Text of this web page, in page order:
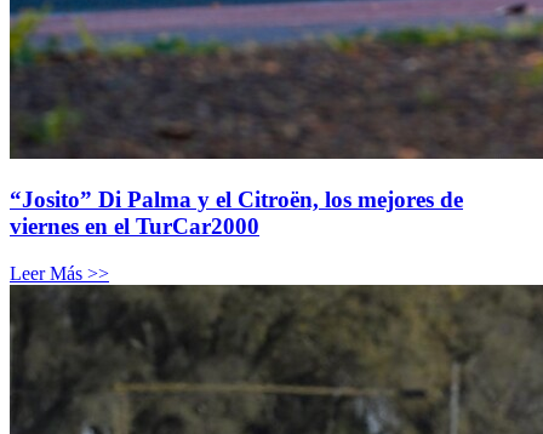
“Josito” Di Palma y el Citroën, los mejores de
viernes en el TurCar2000
Leer Más >>